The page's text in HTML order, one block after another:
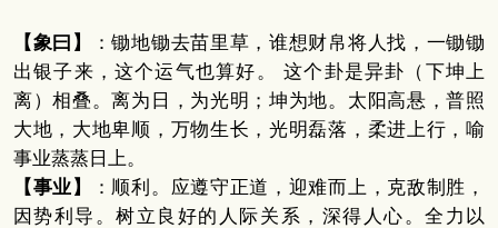
【象曰】
：锄地锄去苗里草，谁想财帛将人找，一锄锄
出银子来，这个运气也算好。 这个卦是异卦（下坤上
离）相叠。离为日，为光明；坤为地。太阳高悬，普照
大地，大地卑顺，万物生长，光明磊落，柔进上行，喻
事业蒸蒸日上。
【事业】
：顺利。应遵守正道，迎难而上，克敌制胜，
因势利导。树立良好的人际关系，深得人心。全力以